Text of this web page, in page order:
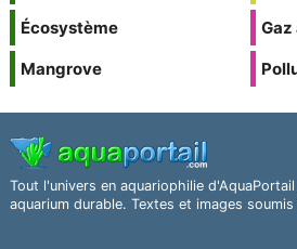
Écosystème
Mangrove
Tout l'univers en aquariophilie
aquarium durable. Textes et images